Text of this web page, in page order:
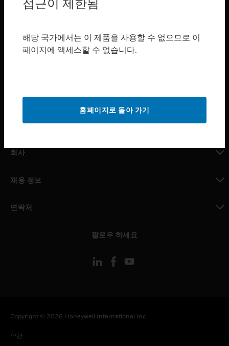
toggle view
toggle view
산업 분야
구매처
MYAUTOMATION サポート
회사
채용 정보
연락처
팔로우 하세요
Copyright © 2026 Honeywell International Inc
약관
접근이 제한됨
해당 국가에서는 이 제품을 사용할 수 없으므로 이
페이지에 액세스할 수 없습니다.
홈페이지로 돌아 가기